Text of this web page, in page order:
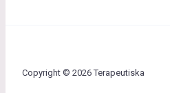
Copyright © 2026 Terapeutiska